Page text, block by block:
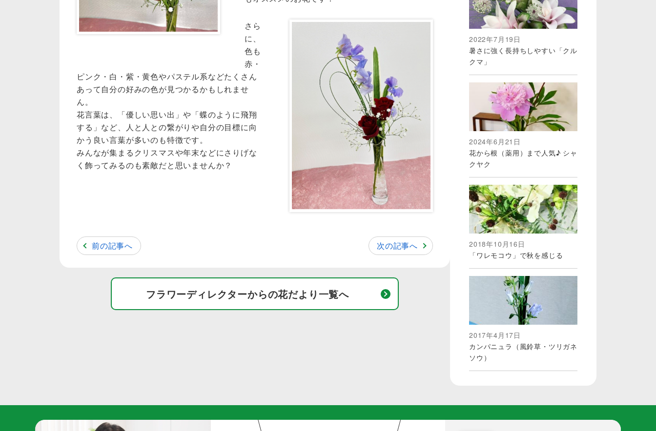
さら
に、
色も
赤・
ピンク・白・紫・黄色やパステル系などたくさん
あって自分の好みの色が見つかるかもしれませ
ん。
花言葉は、「優しい思い出」や「蝶のように飛翔
する」など、人と人との繋がりや自分の目標に向
かう良い言葉が多いのも特徴です。
みんなが集まるクリスマスや年末などにさりげな
く飾ってみるのも素敵だと思いませんか？
前の記事へ 次の記事へ
フラワーディレクターからの花だより一覧へ
2022年7月19日
暑さに強く長持ちしやすい「クル
クマ」
2024年6月21日
花から根（薬用）まで人気♪ シャ
クヤク
2018年10月16日
「ワレモコウ」で秋を感じる
2017年4月17日
カンパニュラ（風鈴草・ツリガネ
ソウ）